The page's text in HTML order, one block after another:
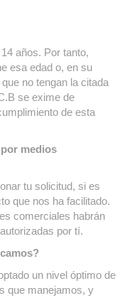
años. Por tanto,
esa edad o, en su
no tengan la citada
se exime de
de esta
medios
tu solicitud, si es
que nos ha facilitado.
comerciales habrán
por tí.
un nivel óptimo de
que manejamos, y